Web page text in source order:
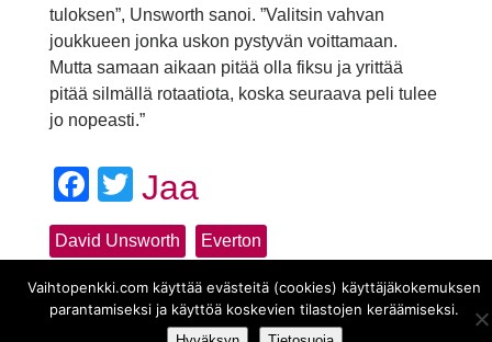
tuloksen”, Unsworth sanoi. ”Valitsin vahvan
joukkueen jonka uskon pystyvän voittamaan.
Mutta samaan aikaan pitää olla fiksu ja yrittää
pitää silmällä rotaatiota, koska seuraava peli tulee
jo nopeasti.”
Facebook
Twitter
Jaa
David Unsworth Everton
Vaihtopenkki.com käyttää evästeitä (cookies) käyttäjäkokemuksen
parantamiseksi ja käyttöä koskevien tilastojen keräämiseksi.